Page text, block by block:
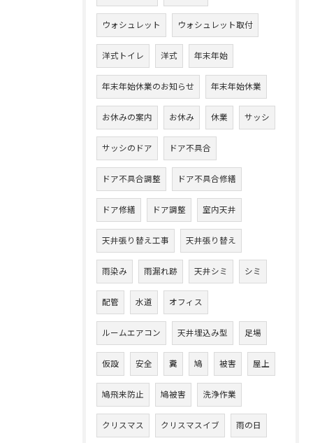
ウォシュレット ウォシュレット取付
洋式トイレ 洋式 年末年始
年末年始休業のお知らせ 年末年始休業
お休みの案内 お休み 休業 サッシ
サッシのドア ドア不具合
ドア不具合調整 ドア不具合修繕
ドア修繕 ドア調整 室内天井
天井張り替え工事 天井張り替え
雨染み 雨漏れ跡 天井シミ シミ
配管 水道 オフィス
ルームエアコン 天井埋込み型 足場
仮設 安全 糞 鳩 被害 屋上
鳩飛来防止 鳩被害 洗浄作業
クリスマス クリスマスイブ 雨の日